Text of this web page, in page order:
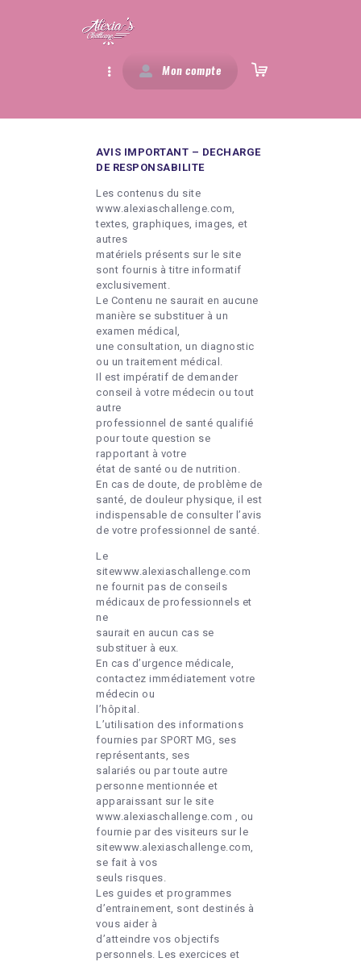
Mon compte
MES PROGRAMMES
ABONNEMENT
PROGRAMMES SPORTIF
PROGRAMMES NUTRITION
TRANSFORMATIONS
A PROPOS
AVIS IMPORTANT – DECHARGE
DE RESPONSABILITE
Les contenus du site
www.alexiaschallenge.com,
textes, graphiques, images, et
autres
matériels présents sur le site
sont fournis à titre informatif
exclusivement.
Le Contenu ne saurait en aucune
manière se substituer à un
examen médical,
une consultation, un diagnostic
ou un traitement médical.
Il est impératif de demander
conseil à votre médecin ou tout
autre
professionnel de santé qualifié
pour toute question se
rapportant à votre
état de santé ou de nutrition.
En cas de doute, de problème de
santé, de douleur physique, il est
indispensable de consulter l’avis
de votre professionnel de santé.
Le
sitewww.alexiaschallenge.com
ne fournit pas de conseils
médicaux de professionnels et
ne
saurait en aucun cas se
substituer à eux.
En cas d’urgence médicale,
contactez immédiatement votre
médecin ou
l’hôpital.
L’utilisation des informations
fournies par SPORT MG, ses
représentants, ses
salariés ou par toute autre
personne mentionnée et
apparaissant sur le site
www.alexiaschallenge.com , ou
fournie par des visiteurs sur le
sitewww.alexiaschallenge.com,
se fait à vos
seuls risques.
Les guides et programmes
d’entrainement, sont destinés à
vous aider à
d’atteindre vos objectifs
personnels. Les exercices et